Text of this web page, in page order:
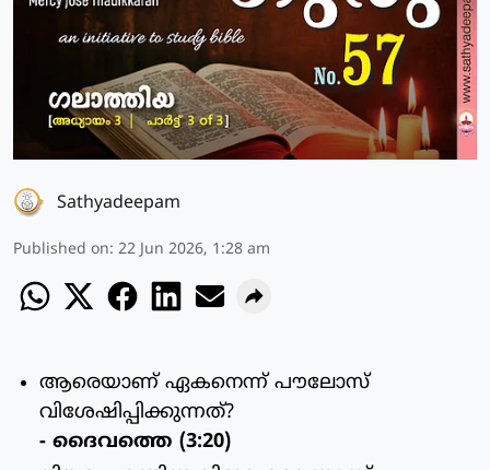
Sathyadeepam
Published on: 22 Jun 2026, 1:28 am
ആരെയാണ് ഏകനെന്ന് പൗലോസ്
വിശേഷിപ്പിക്കുന്നത്?
- ദൈവത്തെ (3:20)